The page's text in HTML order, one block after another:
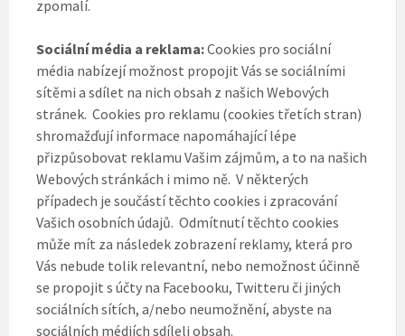
zpomalí.
Sociální média a reklama:Cookies pro sociální
média nabízejí možnost propojit Vás se sociálními
sítěmi a sdílet na nich obsah z našich Webových
stránek. Cookies pro reklamu (cookies třetích stran)
shromažďují informace napomáhající lépe
přizpůsobovat reklamu Vašim zájmům, a to na našich
Webových stránkách i mimo ně. V některých
případech je součástí těchto cookies i zpracování
Vašich osobních údajů. Odmítnutí těchto cookies
může mít za následek zobrazení reklamy, která pro
Vás nebude tolik relevantní, nebo nemožnost účinně
se propojit s účty na Facebooku, Twitteru či jiných
sociálních sítích, a/nebo neumožnění, abyste na
sociálních médiích sdíleli obsah.